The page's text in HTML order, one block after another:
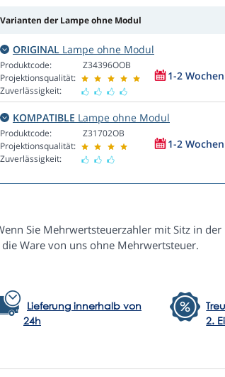
Varianten der Lampe ohne Modul
ORIGINAL Lampe ohne Modul
Produktcode:
Projektionsqualität:
Zuverlässigkeit:
Z34396OOB
1-2 Wochen
KOMPATIBLE Lampe ohne Modul
Produktcode:
Projektionsqualität:
Zuverlässigkeit:
Z31702OB
1-2 Wochen
Sie Mehrwertsteuerzahler mit Sitz in
die Ware von uns ohne Mehrwertsteuer.
Lieferung innerhalb von
24h
2.